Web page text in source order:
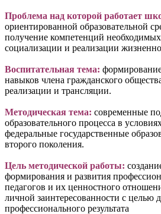
Проблема над которой работает
ориентированной образовательной
получение компетенций
социализации и реализации
Воспитательная тема:
навыков члена гражданского
реализации и трансляции.
Методическая тема: современные
образовательного процесса в
федеральные государственные
второго поколения.
Цель методической работы:
формирования и развития
педагогов и их ценностного
личной заинтересованности с целью
профессионального результата